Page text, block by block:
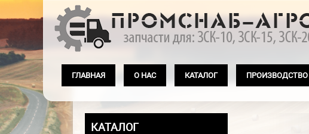
Перейти к основному содержанию
ГЛАВНАЯ О НАС КАТАЛОГ ПРОИЗВОДСТВО
КАТАЛОГ